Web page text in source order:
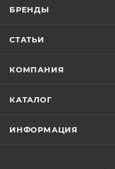
БРЕНДЫ
СТАТЬИ
КОМПАНИЯ
КАТАЛОГ
ИНФОРМАЦИЯ